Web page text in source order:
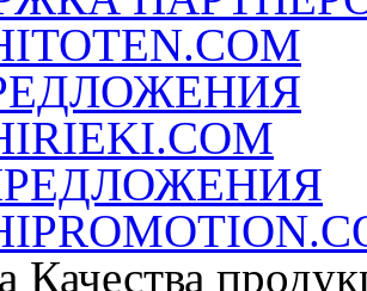
Качества